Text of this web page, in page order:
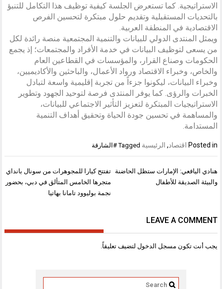
الاستراتيجية. كما تستعرض الجلسة كيفية توظيف هذا التكامل للتنبؤ
بالتحديات المستقبلية وتقديم حلول مبتكرة لتحسين الفرص
الاقتصادية في المنطقة العربية.
ويمثل المنتدى الدولي للبيانات والتنمية المجتمعية منصة رائدة لكل
من يسعى لتوظيف البيانات في خدمة الأفراد والمجتمعات؛ إذ يجمع
الحكومات وصناع القرار، والمؤسسات في القطاعين العام
والخاص، وخبراء الاقتصاد ورواد الأعمال، والباحثين والأكاديميين،
وخبراء البيانات، ليكونوا جزءاً من تجربة إقليمية واسعة لتبادل
الخبرات والرؤى. كما يوفر المنتدى فرصة لتوحيد الجهود وتطوير
الاستراتيجيات المبتكرة لتعزيز التأثير الاجتماعي للبيانات،
والمساهمة في تحسين جودة الحياة وتحقيق أهداف التنمية
المستدامة.
Posted in اقتصاد, الرئيسية Tagged #الشارقة
تصفّح
المقالات
تفتتح كيارا للمجوهرات من سونال بانداي
متجرها الخامس المتألق في دبي، بحضور
نجمة بوليوود تامانا بهاتيا
هنادي اليافعي: الإمارات ستظل الحاضنة
والبيئة الصديقة للأطفال
LEAVE A COMMENT
يجب أنت تكون مسجل الدخول لتضيف تعليقاً.